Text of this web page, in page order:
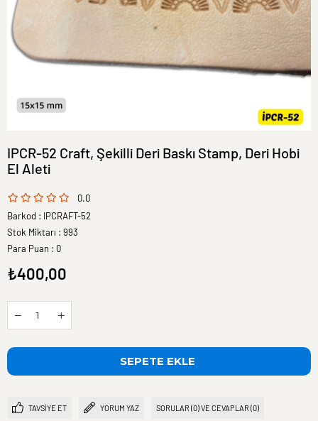
IPCR-52 Craft, Şekilli Deri Baskı Stamp, Deri Hobi
El Aleti
0.0
Barkod : IPCRAFT-52
Stok Miktarı : 993
Para Puan : 0
₺400,00
TAVSIYE ET YORUM YAZ SORULAR (0) VE CEVAPLAR (0)